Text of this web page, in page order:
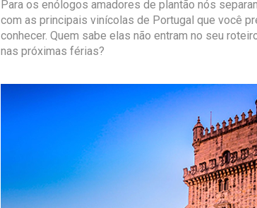
Para os enólogos amadores de plantão nós
com as principais vinícolas de Portugal que você
conhecer. Quem sabe elas não entram no seu
nas próximas férias?